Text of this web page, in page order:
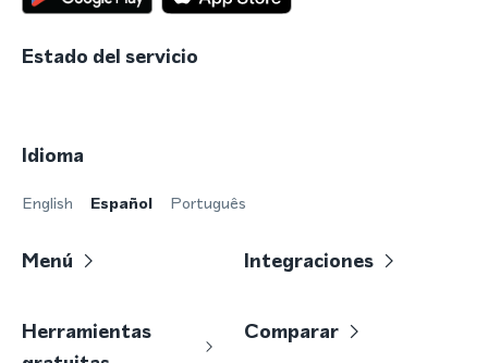
Estado del servicio
Idioma
English Español Português
Menú Integraciones
Herramientas
Comparar